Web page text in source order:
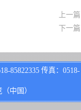
上一
下一
85822335 传真：0518-
中国）